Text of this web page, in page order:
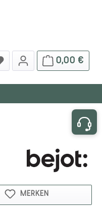
0,00 €
MERKEN